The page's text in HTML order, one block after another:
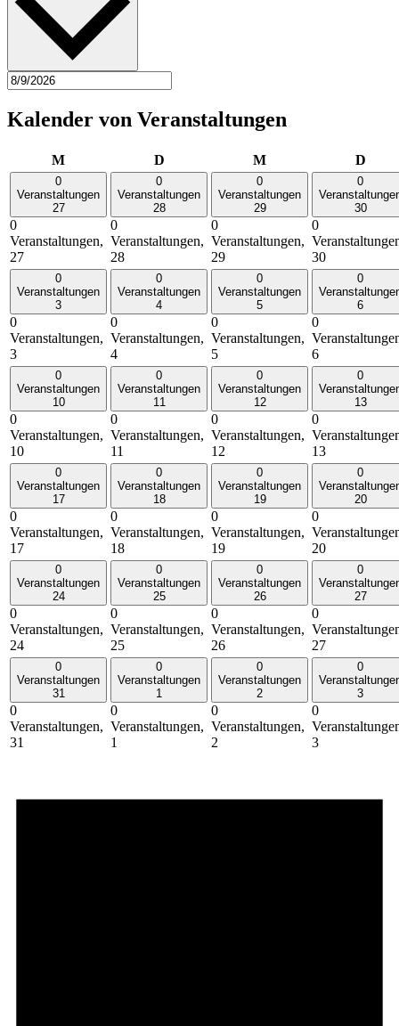
Kalender von Veranstaltungen
MMontag DDienstag MMittwoch D
0
Veranstaltungen
27
0
Veranstaltungen,
27
0
Veranstaltungen
28
0
Veranstaltungen,
28
0
Veranstaltungen
29
0
Veranstaltungen,
29
0
30
0
30
0
Veranstaltungen
3
0
Veranstaltungen,
3
0
Veranstaltungen
4
0
Veranstaltungen,
4
0
Veranstaltungen
5
0
Veranstaltungen,
5
0
6
0
6
0
Veranstaltungen
10
0
Veranstaltungen,
10
0
Veranstaltungen
11
0
Veranstaltungen,
11
0
Veranstaltungen
12
0
Veranstaltungen,
12
0
13
0
13
0
Veranstaltungen
17
0
Veranstaltungen,
17
0
Veranstaltungen
18
0
Veranstaltungen,
18
0
Veranstaltungen
19
0
Veranstaltungen,
19
0
20
0
20
0
Veranstaltungen
24
0
Veranstaltungen,
24
0
Veranstaltungen
25
0
Veranstaltungen,
25
0
Veranstaltungen
26
0
Veranstaltungen,
26
0
27
0
27
0
Veranstaltungen
31
0
Veranstaltungen,
31
0
Veranstaltungen
1
0
Veranstaltungen,
1
0
Veranstaltungen
2
0
Veranstaltungen,
2
0
3
0
3